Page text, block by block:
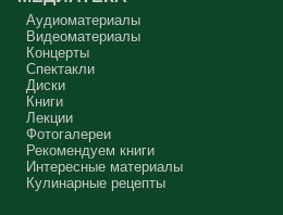
Аудиоматериалы
Видеоматериалы
Концерты
Спектакли
Диски
Книги
Лекции
Фотогалереи
Рекомендуем книги
Интересные материалы
Кулинарные рецепты